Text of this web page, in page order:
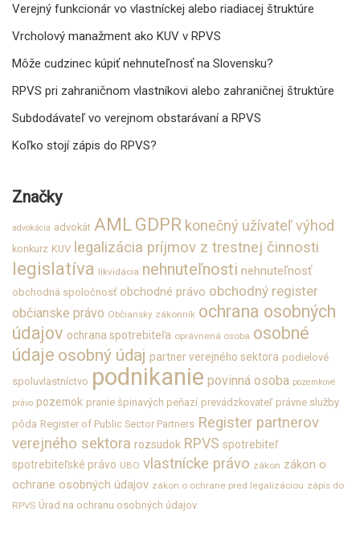
Verejný funkcionár vo vlastníckej alebo riadiacej štruktúre
Vrcholový manažment ako KUV v RPVS
Môže cudzinec kúpiť nehnuteľnosť na Slovensku?
RPVS pri zahraničnom vlastníkovi alebo zahraničnej štruktúre
Subdodávateľ vo verejnom obstarávaní a RPVS
Koľko stojí zápis do RPVS?
Značky
advokácia advokát AML GDPR konečný užívateľ výhod
konkurz KUV legalizácia príjmov z trestnej činnosti
legislatíva likvidácia nehnuteľnosti nehnuteľnosť
obchodná spoločnosť obchodné právo obchodný register
občianske právo Občiansky zákonník ochrana osobných
údajov ochrana spotrebiteľa oprávnená osoba osobné
údaje osobný údaj partner verejného sektora podielové
spoluvlastníctvo podnikanie povinná osoba pozemkové
právo pozemok pranie špinavých peňazí prevádzkovateľ právne služby
pôda Register of Public Sector Partners Register partnerov
verejného sektora rozsudok RPVS spotrebiteľ
spotrebiteľské právo UBO vlastnícke právo zákon zákon o
ochrane osobných údajov zákon o ochrane pred legalizáciou zápis do
RPVS Úrad na ochranu osobných údajov